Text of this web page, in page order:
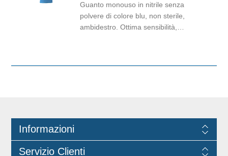
Guanto monouso in nitrile senza
polvere di colore blu, non sterile,
ambidestro. Ottima sensibilità,
regolamento della Commissione
Informazioni
Servizio Clienti